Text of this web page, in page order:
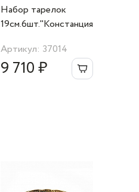
Набор тарелок
19см.6шт."Констанция
Артикул: 37014
9 710 ₽